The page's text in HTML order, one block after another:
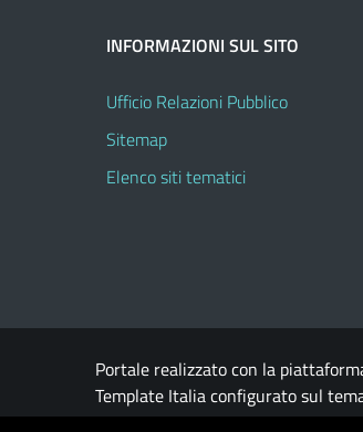
INFORMAZIONI SUL SITO
Ufficio Relazioni Pubblico
Sitemap
Elenco siti tematici
Portale realizzato con la
Template Italia configurato sul